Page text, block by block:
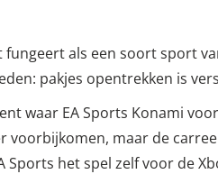
fungeert als een soort sport
pakjes opentrekken is
waar EA Sports Konami
voorbijkomen, maar de
Sports het spel zelf voor de